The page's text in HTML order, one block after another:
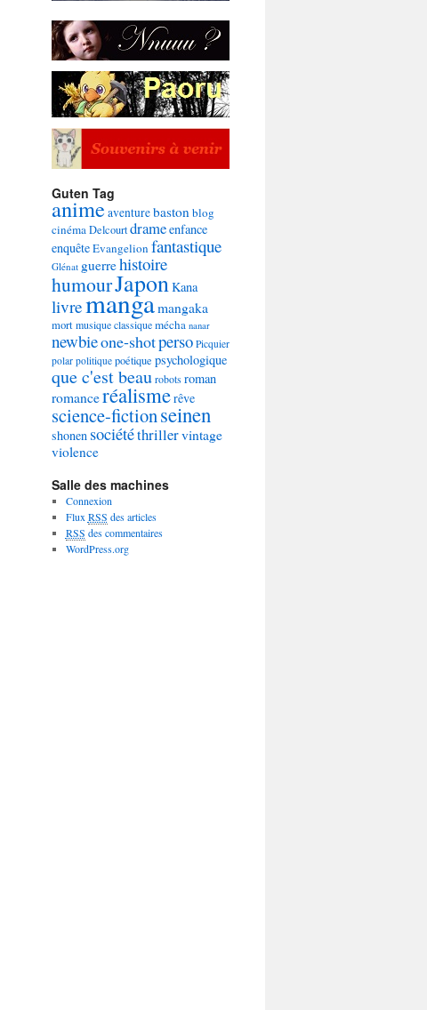
Guten Tag
animeaventurebaston blog
cinémaDelcourtdrameenfance
enquêteEvangelion fantastique
Glénat guerrehistoire
humourJapon Kana
livremangamangaka
mortmusique classiquemécha nanar
newbieone-shotperso Picquier
polar politique poétique psychologique
que c'est beaurobotsroman
romanceréalismerêve
science-fictionseinen
shonen sociététhrillervintage
violence
Salle des machines
Connexion
Flux RSS des articles
RSS des commentaires
WordPress.org